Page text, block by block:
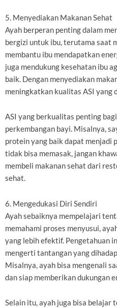
5. Menyediakan Makanan Sehat
Ayah berperan penting dalam
bergizi untuk ibu, terutama saat
membantu ibu mendapatkan
juga mendukung kesehatan ibu
baik. Dengan menyediakan
meningkatkan kualitas ASI yang
ASI yang berkualitas penting
perkembangan bayi. Misalnya,
protein yang baik dapat menjadi
tidak bisa memasak, jangan
membeli makanan sehat dari
sehat.
6. Mengedukasi Diri Sendiri
Ayah sebaiknya mempelajari
memahami proses menyusui,
yang lebih efektif. Pengetahuan
mengerti tantangan yang
Misalnya, ayah bisa mengenali
dan siap memberikan dukungan
Selain itu, ayah juga bisa belajar